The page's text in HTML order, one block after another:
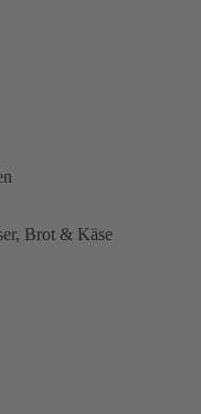
Brot & Käse